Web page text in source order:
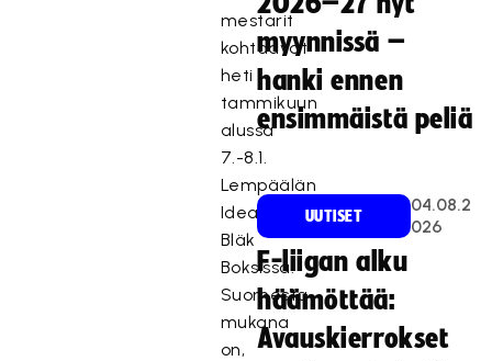
mestarit
kohtaavat
heti
tammikuun
alussa
7.-8.1.
Lempäälän
Ideaparkin
Bläk
Boksissa.
Suomesta
mukana
on,
myynnissä –
hanki ennen
ensimmäistä peliä
UUTISET
04.08.2
026
F-liigan alku
häämöttää:
Avauskierrokset